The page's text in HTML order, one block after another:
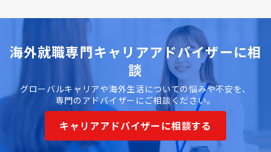
海外就職専門キャリアアドバイザーに相
談
グローバルキャリアや海外生活についての悩みや不安を、
専門のアドバイザーにご相談ください。
キャリアアドバイザーに相談する